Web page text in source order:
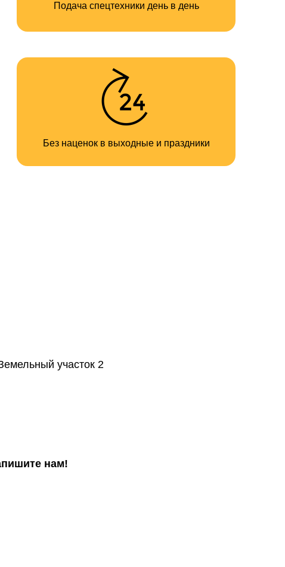
Подача спецтехники день в день
Без наценок в выходные и праздники
участок 2
нам!